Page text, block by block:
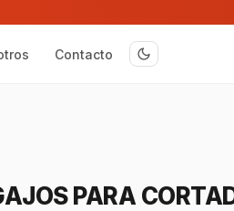
Contacto
PARA